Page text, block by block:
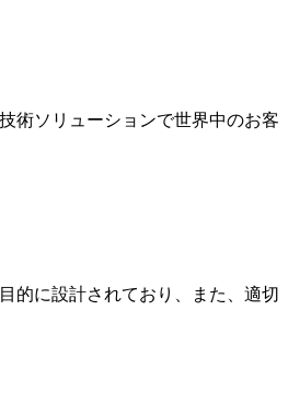
術ソリューションで世界中のお客
的に設計されており、また、適